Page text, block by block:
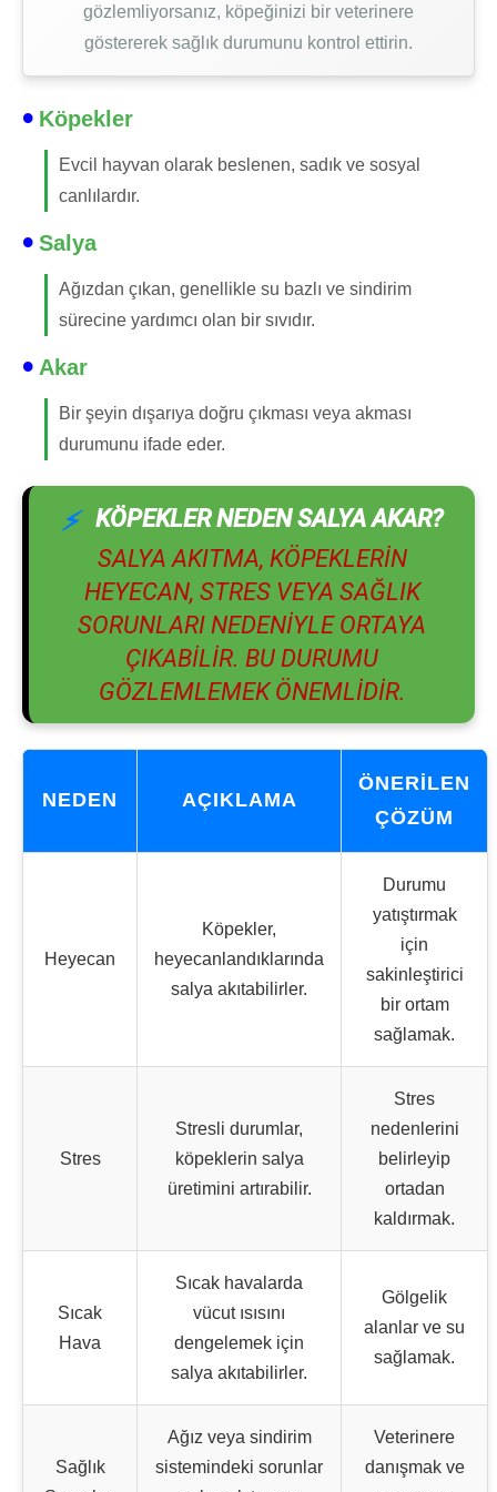
gözlemliyorsanız, köpeğinizi bir veterinere
göstererek sağlık durumunu kontrol ettirin.
Köpekler
Evcil hayvan olarak beslenen, sadık ve sosyal
canlılardır.
Salya
Ağızdan çıkan, genellikle su bazlı ve sindirim
sürecine yardımcı olan bir sıvıdır.
Akar
Bir şeyin dışarıya doğru çıkması veya akması
durumunu ifade eder.
KÖPEKLER NEDEN SALYA AKAR?
SALYA AKITMA, KÖPEKLERIN
HEYECAN, STRES VEYA SAĞLIK
SORUNLARI NEDENIYLE ORTAYA
ÇIKABILIR. BU DURUMU
GÖZLEMLEMEK ÖNEMLIDIR.
NEDEN AÇIKLAMA
ÖNERILEN
ÇÖZÜM
Heyecan
Köpekler,
heyecanlandıklarında
salya akıtabilirler.
Durumu
yatıştırmak
için
sakinleştirici
bir ortam
sağlamak.
Stres
Stresli durumlar,
köpeklerin salya
üretimini artırabilir.
Stres
nedenlerini
belirleyip
ortadan
kaldırmak.
Sıcak
Hava
Sıcak havalarda
vücut ısısını
dengelemek için
salya akıtabilirler.
Gölgelik
alanlar ve su
sağlamak.
Sağlık
Ağız veya sindirim
sistemindeki sorunlar
Veterinere
danışmak ve